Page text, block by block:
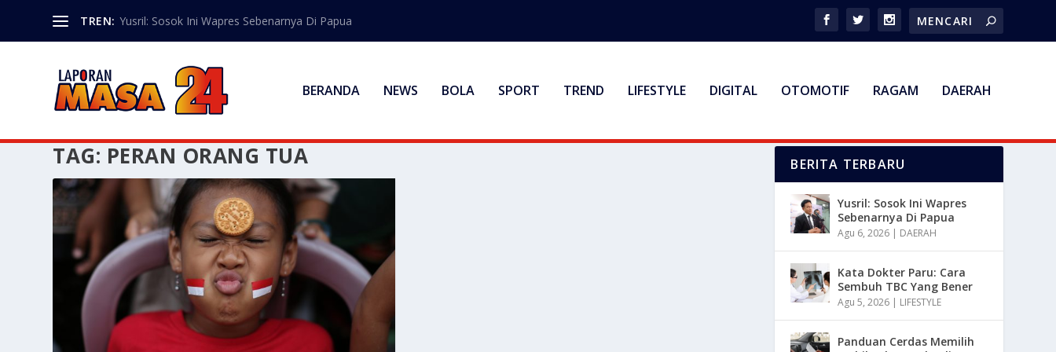
TREN: Yusril: Sosok Ini Wapres Sebenarnya Di Papua
BERANDA NEWS BOLA SPORT TREND LIFESTYLE DIGITAL OTOMOTIF RAGAM DAERAH
TAG: PERAN ORANG TUA BERITA TERBARU
Yusril: Sosok Ini Wapres
Sebenarnya Di Papua
Agu 6, 2026 | DAERAH
Kata Dokter Paru: Cara
Sembuh TBC Yang Bener
Agu 5, 2026 | LIFESTYLE
Panduan Cerdas Memilih